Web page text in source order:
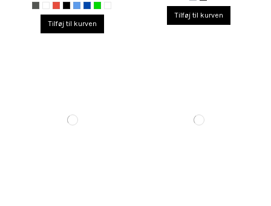
Tilføj til kurven
Tilføj til kurven